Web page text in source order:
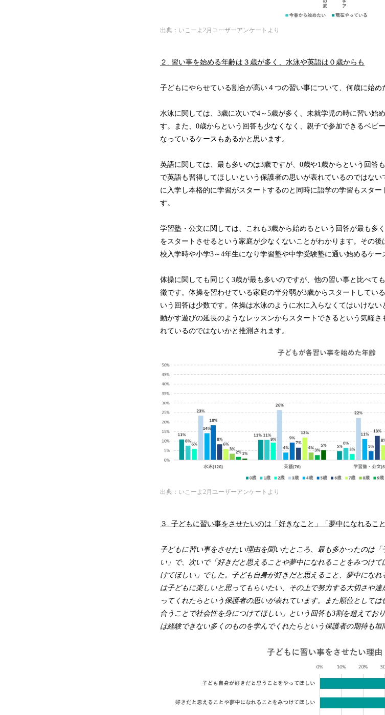
出典：いこーよ2月ユーザーアンケートより
２. 習い事を始める年齢は３歳が多く、水泳や英語は０歳からも
子どもにやらせている割合が高い４つの習い事について、何歳に始め
水泳に関しては、3歳に次いで4～5歳が多く、未就学児の時に習い始
す。また、0歳からという回答も少なくなく、親子で参加できるベビ
なっているケースもあるかと思います。
英語に関しては、最も多いのは3歳ですが、0歳や1歳からという回答
で英語も習得してほしいという保護者の思いが表れているのではな
に入学し本格的に学習がスタートするのと同時に語学の学習もスタ
す。
学習塾・公文に関しては、これも3歳から始めるという回答が最も多
をスタートさせるという家庭が少なくないことがわかります。その
校入学時や小学3～4年生になり学習塾や中学受験塾に通い始めるケー
体操に関しても同じく3歳が最も多いのですが、他の習い事と比べて
徴です。体操を習わせている家庭の半分弱が3歳からスタートしてい
いう回答は少数です。体操は水泳のように水に入らなくてはいけな
動かす遊びの延長のようなレッスンからスタートできるという気軽
れているのではないかと推測されます。
出典：いこーよ2月ユーザーアンケートより
３. 子どもに習い事をさせたいのは「好きなこと」「夢中になれるこ
子どもに習い事をさせたい理由を聞いたところ、最も多かったのは
い」で、次いで「好きだと思えることや夢中になれることをみつけ
けてほしい」でした。子ども自身が好きだと思えること、夢中にな
は子どもに楽しいと思ってもらいたい、その上で努力する大切さや
ってくれたらという保護者の思いが表れています。また順位として
合うことで社会性を身につけてほしい」という回答も3割を超えてお
は経験できない多くのものを学んでくれたらという保護者の期待も垣